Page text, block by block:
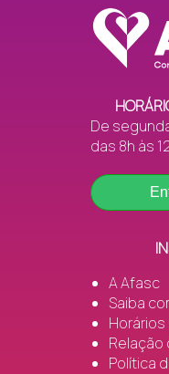
De
das 8h às
A Afasc
Saiba
Horários
Relação
Política